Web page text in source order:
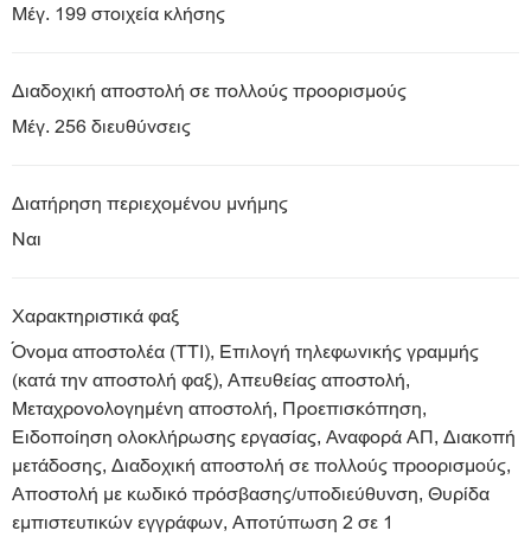
Μέγ. 199 στοιχεία κλήσης
Διαδοχική αποστολή σε πολλούς προορισμούς
Μέγ. 256 διευθύνσεις
Διατήρηση περιεχομένου μνήμης
Ναι
Χαρακτηριστικά φαξ
Όνομα αποστολέα (TTI), Επιλογή τηλεφωνικής γραμμής
(κατά την αποστολή φαξ), Απευθείας αποστολή,
Μεταχρονολογημένη αποστολή, Προεπισκόπηση,
Ειδοποίηση ολοκλήρωσης εργασίας, Αναφορά ΑΠ, Διακοπή
μετάδοσης, Διαδοχική αποστολή σε πολλούς προορισμούς,
Αποστολή με κωδικό πρόσβασης/υποδιεύθυνση, Θυρίδα
εμπιστευτικών εγγράφων, Αποτύπωση 2 σε 1